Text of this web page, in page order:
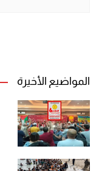
المواضيع الأخيرة